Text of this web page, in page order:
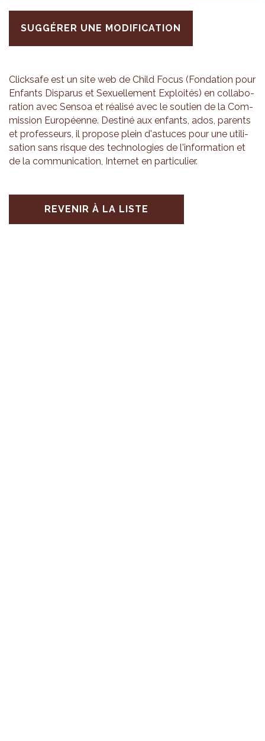
SUGGÉRER UNE MODIFICATION
Click­safe est un site web de Child Focus (Fon­da­tion pour
Enfants Dis­pa­rus et Sexuel­le­ment Exploi­tés) en col­la­bo­
ra­tion avec Sen­soa et réa­lisé avec le sou­tien de la Com­
mis­sion Euro­péenne. Des­tiné aux enfants, ados, parents
et pro­fes­seurs, il pro­pose plein d'as­tuces pour une uti­li­
sa­tion sans risque des tech­no­lo­gies de l'in­for­ma­tion et
de la com­mu­ni­ca­tion, Inter­net en par­ti­cu­lier.
REVENIR À LA LISTE